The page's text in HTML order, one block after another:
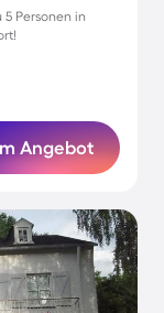
Personen in
Angebot